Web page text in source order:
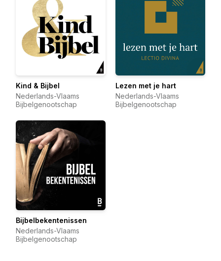
Kind & Bijbel
Nederlands-Vlaams
Bijbelgenootschap
Lezen met je hart
Nederlands-Vlaams
Bijbelgenootschap
Bijbelbekentenissen
Nederlands-Vlaams
Bijbelgenootschap